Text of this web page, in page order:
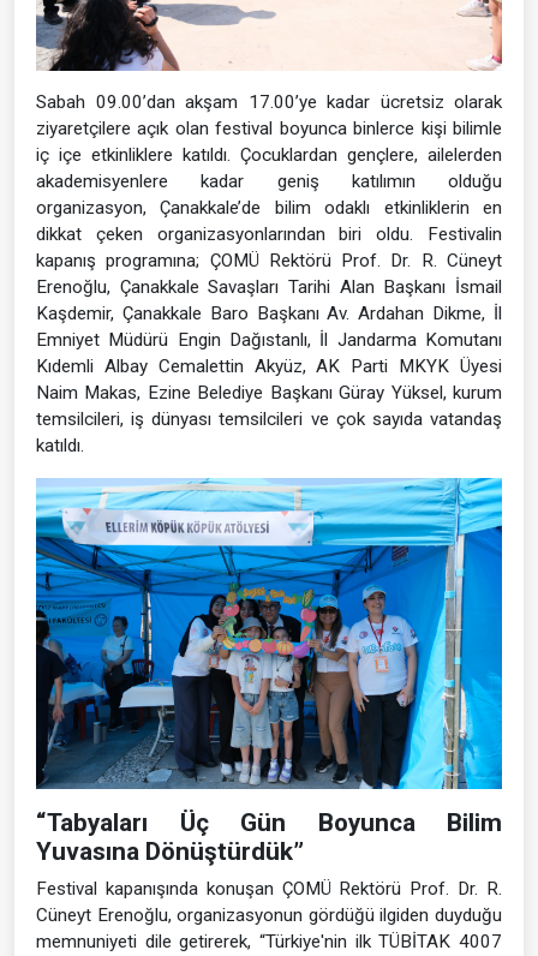
Sabah 09.00’dan akşam 17.00’ye kadar ücretsiz olarak
ziyaretçilere açık olan festival boyunca binlerce kişi bilimle
iç içe etkinliklere katıldı. Çocuklardan gençlere, ailelerden
akademisyenlere kadar geniş katılımın olduğu
organizasyon, Çanakkale’de bilim odaklı etkinliklerin en
dikkat çeken organizasyonlarından biri oldu. Festivalin
kapanış programına; ÇOMÜ Rektörü Prof. Dr. R. Cüneyt
Erenoğlu, Çanakkale Savaşları Tarihi Alan Başkanı İsmail
Kaşdemir, Çanakkale Baro Başkanı Av. Ardahan Dikme, İl
Emniyet Müdürü Engin Dağıstanlı, İl Jandarma Komutanı
Kıdemli Albay Cemalettin Akyüz, AK Parti MKYK Üyesi
Naim Makas, Ezine Belediye Başkanı Güray Yüksel, kurum
temsilcileri, iş dünyası temsilcileri ve çok sayıda vatandaş
katıldı.
“Tabyaları Üç Gün Boyunca Bilim
Yuvasına Dönüştürdük”
Festival kapanışında konuşan ÇOMÜ Rektörü Prof. Dr. R.
Cüneyt Erenoğlu, organizasyonun gördüğü ilgiden duyduğu
memnuniyeti dile getirerek, “Türkiye'nin ilk TÜBİTAK 4007